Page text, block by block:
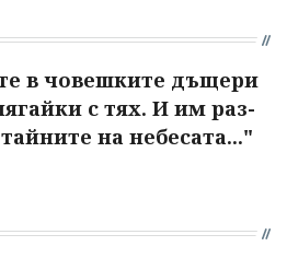
в чо­вешките дъщери
с тях. И им раз­
на небесата..."